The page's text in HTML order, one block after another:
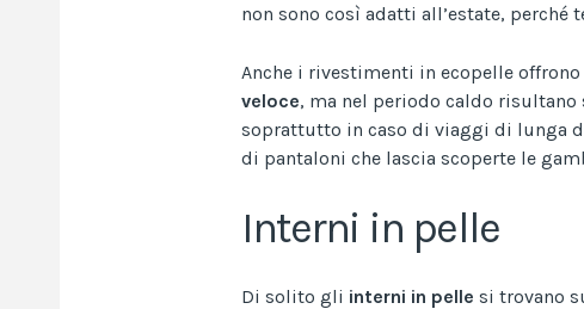
non sono così adatti all’estate, perché
Anche i rivestimenti in ecopelle offrono
veloce, ma nel periodo caldo
soprattutto in caso di viaggi di lunga
di pantaloni che lascia scoperte le
Interni in pelle
Di solito gli interni in pelle si trovano